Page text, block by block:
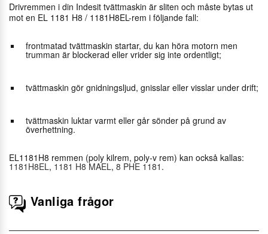
Drivremmen i din Indesit tvättmaskin är sliten och måste bytas ut
mot en EL 1181 H8 / 1181H8EL-rem i följande fall:
frontmatad tvättmaskin startar, du kan höra motorn men
trumman är blockerad eller vrider sig inte ordentligt;
tvättmaskin gör gnidningsljud, gnisslar eller visslar under drift;
tvättmaskin luktar varmt eller går sönder på grund av
överhettning.
EL1181H8 remmen (poly kilrem, poly-v rem) kan också kallas:
1181H8EL, 1181 H8 MAEL, 8 PHE 1181 .
Vanliga frågor